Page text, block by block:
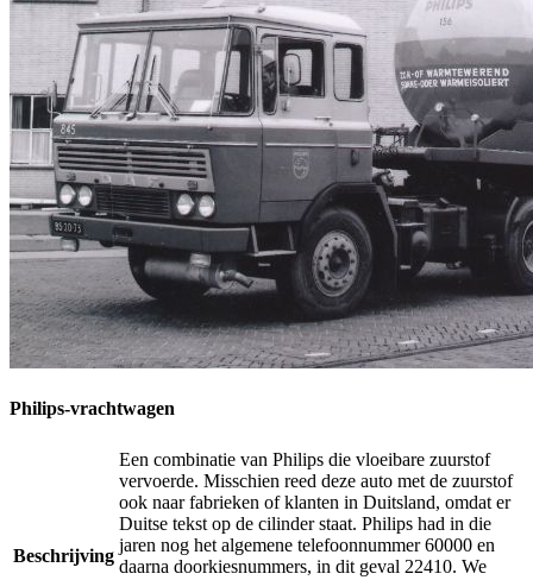
Philips-vrachtwagen
Beschrijving
Een combinatie van Philips die vloeibare zuurstof
vervoerde. Misschien reed deze auto met de zuurstof
ook naar fabrieken of klanten in Duitsland, omdat er
Duitse tekst op de cilinder staat. Philips had in die
jaren nog het algemene telefoonnummer 60000 en
daarna doorkiesnummers, in dit geval 22410. We